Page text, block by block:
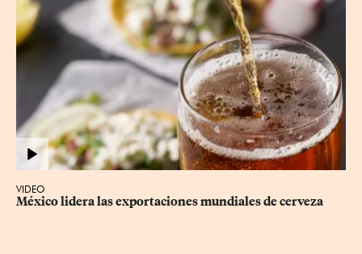
VIDEO
México lidera las exportaciones mundiales de cerveza